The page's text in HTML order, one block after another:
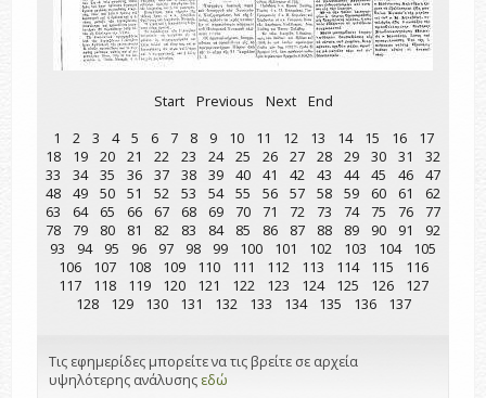
Start Previous Next
End
1
2 3 4 5 6 7 8 9 10 11 12 13 14 15 16
17
18
19 20 21 22 23 24 25 26 27 28 29 30 31
32
33
34 35 36 37 38 39 40 41 42 43 44 45 46
47
48
49 50 51 52 53 54 55 56 57 58 59 60 61
62
63
64 65 66 67 68 69 70 71 72 73 74 75 76
77
78
79 80 81 82 83 84 85 86 87 88 89 90 91
92
93
94 95 96 97 98 99 100 101 102 103 104
105
106
107 108 109 110 111 112 113 114 115
116
117
118 119 120 121 122 123 124 125 126
127
128
129 130 131 132 133 134 135 136 137
Τις εφημερίδες μπορείτε να τις βρείτε σε αρχεία
υψηλότερης ανάλυσης εδώ